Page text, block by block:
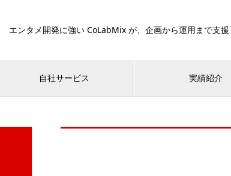
エンタメ開発に強い CoLabMix が、企画から運用まで支援
自社サービス 実績紹介